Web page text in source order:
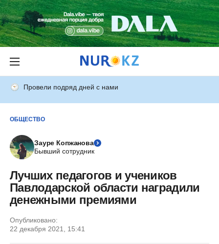
Провели подряд дней с нами
ОБЩЕСТВО
Зауре Копжанова
Бывший сотрудник
Лучших педагогов и учеников
Павлодарской области наградили
денежными премиями
Опубликовано:
22 декабря 2021, 15:41